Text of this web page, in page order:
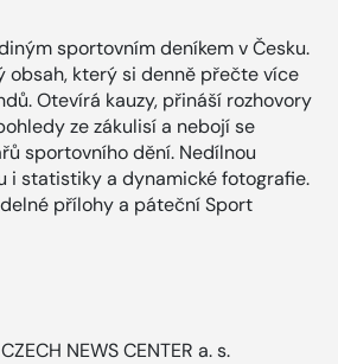
sportovním deníkem v Česku.
obsah, který si denně přečte více
Otevírá kauzy, přináší rozhovory
ze zákulisí a nebojí se
sportovního dění. Nedílnou
i statistiky a dynamické fotografie.
přílohy a páteční Sport
CZECH NEWS CENTER a. s.